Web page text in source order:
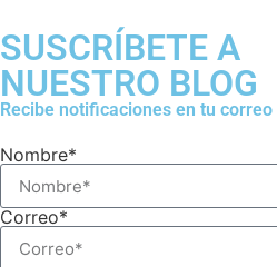
SUSCRÍBETE A
NUESTRO BLOG
Recibe notificaciones en tu
Nombre*
Correo*